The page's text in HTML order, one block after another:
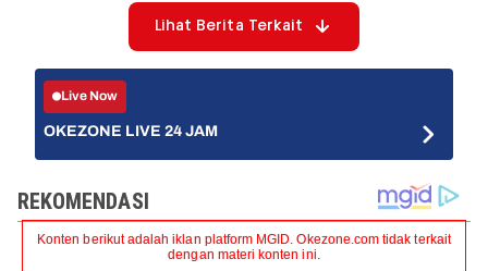
Lihat Berita Terkait
Live Now
OKEZONE LIVE 24 JAM